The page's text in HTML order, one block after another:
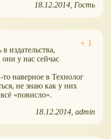
18.12.2014 Гость
издательства,
они у нас сейчас
наверное в Технолог
не знаю как у них
повисло .
18.12.2014 admin